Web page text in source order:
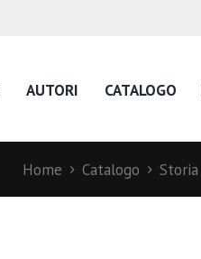
AUTORI CATALOGO
Home Catalogo Storia